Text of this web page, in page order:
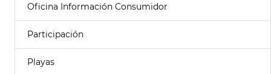
Oficina Información Consumidor
Participación
Playas